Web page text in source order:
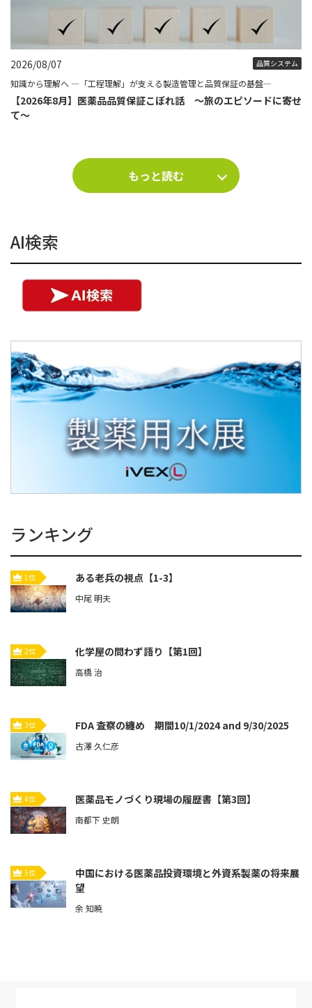
2026/08/07 品質システム
知識から理解へ ―「工程理解」が支える製造管理と品質保証の基盤―
【2026年8月】医薬品品質保証こぼれ話 ～旅のエピソードに寄せ
て～
もっと読む
AI検索
ランキング
1位 ある老兵の視点【1-3】
中尾 明夫
2位 化学屋の問わず語り【第1回】
高橋 治
3位 FDA 査察の纏め 期間10/1/2024 and 9/30/2025
古澤 久仁彦
4位 医薬品モノづくり現場の履歴書【第3回】
南都下 史朗
5位
中国における医薬品投資環境と外資系製薬の将来展
望
余 知暁